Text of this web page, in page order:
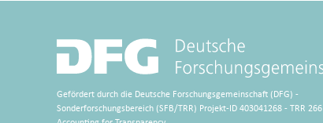
Gefördert durch die Deutsche Forschungsgemeinschaft (DFG) -
Sonderforschungsbereich (SFB/TRR) Projekt-ID 403041268 - TRR 266